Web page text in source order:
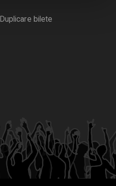
Duplicare bilete